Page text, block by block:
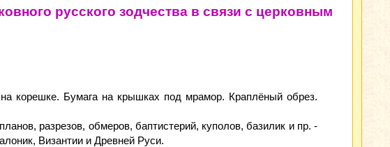
русского зодчества в связи с церковным
корешке. Бумага на крышках под мрамор. Краплёный обрез.
разрезов, обмеров, баптистерий, куполов, базилик и пр. -
Византии и Древней Руси.